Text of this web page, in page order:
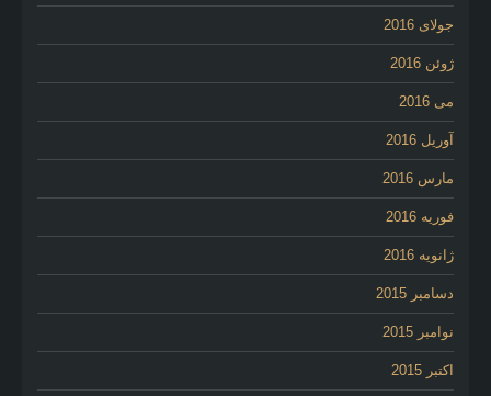
جولای 2016
ژوئن 2016
می 2016
آوریل 2016
مارس 2016
فوریه 2016
ژانویه 2016
دسامبر 2015
نوامبر 2015
اکتبر 2015